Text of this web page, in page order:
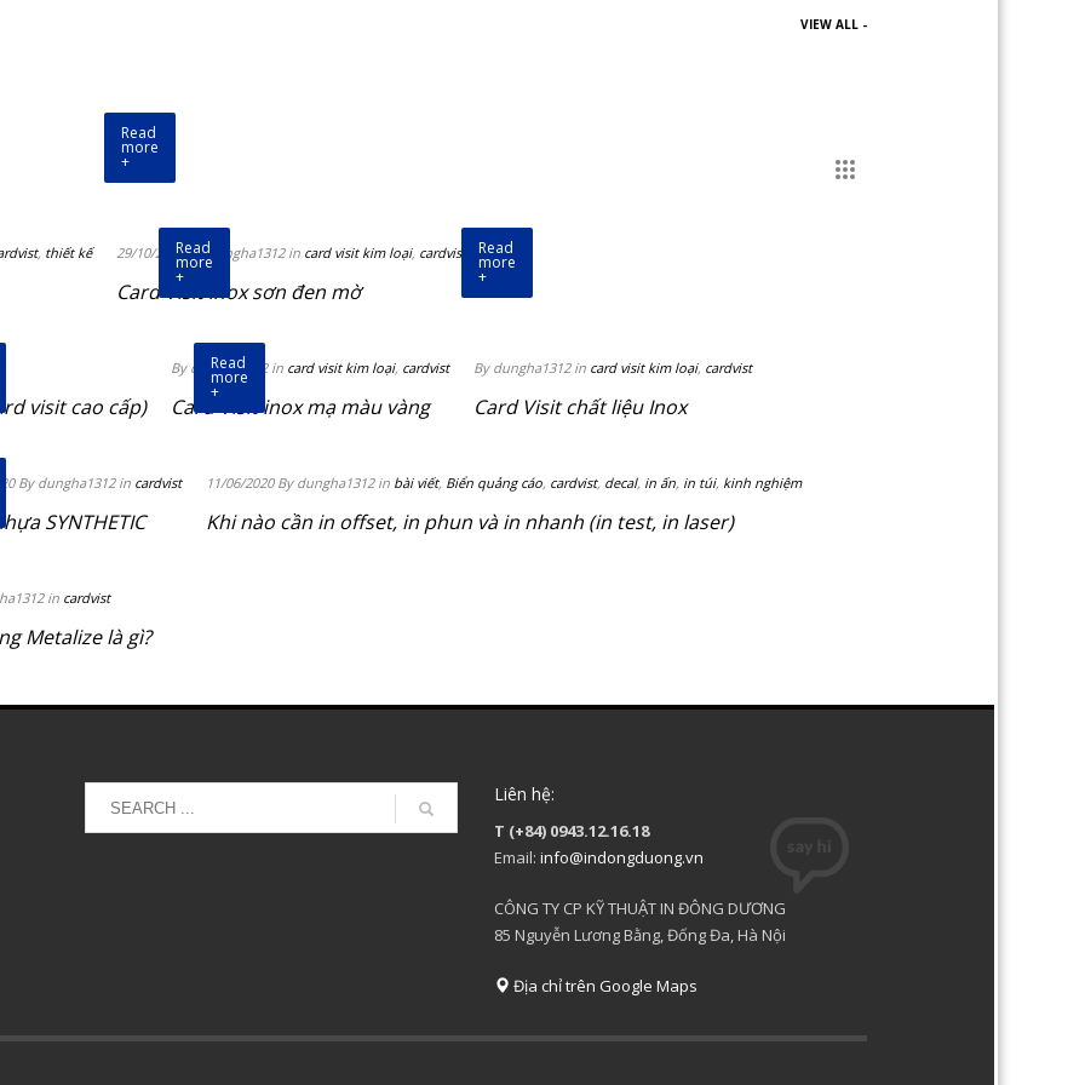
VIEW ALL -
, thiết kế
Read
more
+
29/10/2020 By dungha1312 in card visit kim loại, cardvist
Card Visit inox sơn đen mờ
visit cao cấp)
Read
more
+
By dungha1312 in card visit kim loại, cardvist
Card Visit inox mạ màu vàng
Read
more
+
By dungha1312 in card visit kim loại, cardvist
Card Visit chất liệu Inox
By dungha1312 in cardvist
SYNTHETIC
Read
more
+
11/06/2020 By dungha1312 in bài viết, Biển quảng cáo, cardvist, decal, in ấn, in túi, kinh nghiệm
Khi nào cần in offset, in phun và in nhanh (in test, in laser)
in cardvist
Metalize là gì?
Liên hệ:
T (+84) 0943.12.16.18
Email:info@indongduong.vn
CÔNG TY CP KỸ THUẬT IN ĐÔNG DƯƠNG
85 Nguyễn Lương Bằng, Đống Đa, Hà Nội
Địa chỉ trên Google Maps